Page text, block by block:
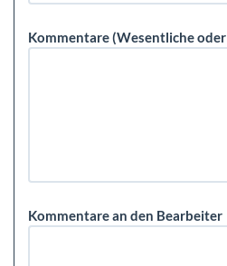
Kommentare (Wesentliche
Kommentare an den Bearbeiter